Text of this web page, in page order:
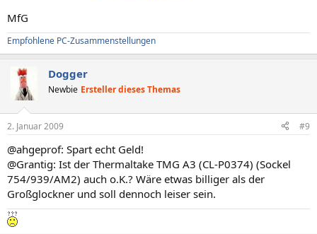
MfG
Empfohlene PC-Zusammenstellungen
Dogger
Newbie Ersteller dieses Themas
2. Januar 2009 #9
@ahgeprof: Spart echt Geld!
@Grantig: Ist der Thermaltake TMG A3 (CL-P0374) (Sockel
754/939/AM2) auch o.K.? Wäre etwas billiger als der
Großglockner und soll dennoch leiser sein.